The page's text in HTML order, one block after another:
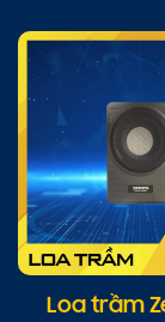
Loa trầm